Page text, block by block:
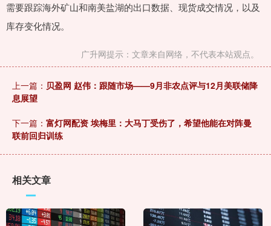
需要跟踪海外矿山和南美盐湖的出口数据、现货成交情况，以及
库存变化情况。
广升网提示：文章来自网络，不代表本站观点。
上一篇： 贝盈网 赵伟：跟随市场——9月非农点评与12月美联储降
息展望
下一篇： 富灯网配资 埃梅里：大马丁受伤了，希望他能在对阵曼
联前回归训练
相关文章